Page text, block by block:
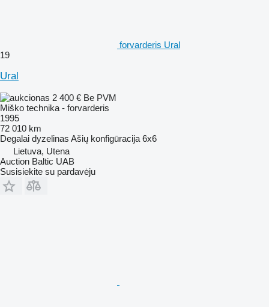
forvarderis Ural
19
Ural
2 400 € Be PVM
Miško technika - forvarderis
1995
72 010 km
Degalai dyzelinas Ašių konfigūracija 6x6
Lietuva, Utena
Auction Baltic UAB
Susisiekite su pardavėju